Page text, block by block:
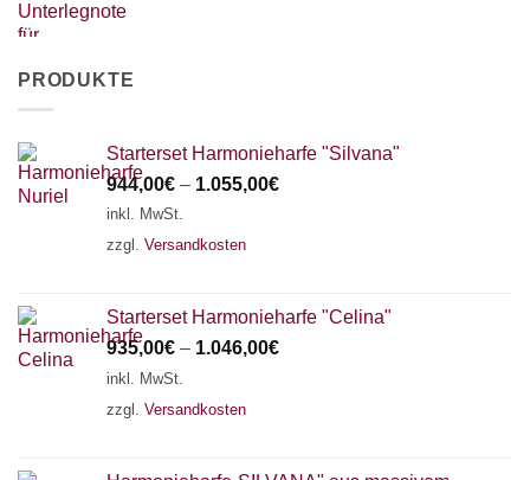
PRODUKTE
Starterset Harmonieharfe "Silvana"
944,00€ – 1.055,00€
inkl. MwSt.
zzgl. Versandkosten
Starterset Harmonieharfe "Celina"
935,00€ – 1.046,00€
inkl. MwSt.
zzgl. Versandkosten